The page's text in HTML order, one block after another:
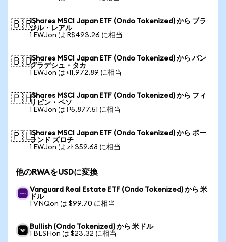
🇧🇷iShares MSCI Japan ETF (Ondo Tokenized) から ブラ
ジル・レアル
1 EWJon は R$493.26 に相当
🇧🇩iShares MSCI Japan ETF (Ondo Tokenized) から バン
グラデシュ・タカ
1 EWJon は ৳11,972.89 に相当
🇵🇭iShares MSCI Japan ETF (Ondo Tokenized) から フィ
リピン・ペソ
1 EWJon は ₱5,877.51 に相当
🇵🇱iShares MSCI Japan ETF (Ondo Tokenized) から ポー
ランド ズロチ
1 EWJon は zł 359.68 に相当
他のRWAをUSDに変換
Vanguard Real Estate ETF (Ondo Tokenized) から 米
ドル
1 VNQon は $99.70 に相当
Bullish (Ondo Tokenized) から 米ドル
1 BLSHon は $23.32 に相当